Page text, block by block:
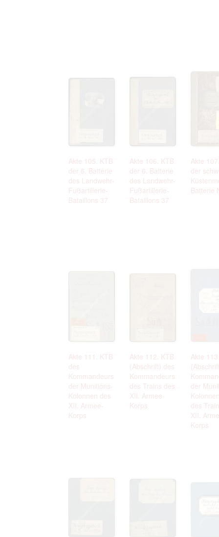
Akte 105. KTB
der 6. Batterie
des Landwehr-
Fußartillerie-
Bataillons 37
Akte 106. KTB
der 6. Batterie
des Landwehr-
Fußartillerie-
Bataillons 37
Akte
der
Batterie
Akte 111. KTB
des
Kommandeurs
der Munitions-
Kolonnen des
XII. Armee-
Korps
Akte 112. KTB
(Abschrift) des
Kommandeurs
des Trains des
XII. Armee-
Korps
Akte
der
des
XII.
Korps